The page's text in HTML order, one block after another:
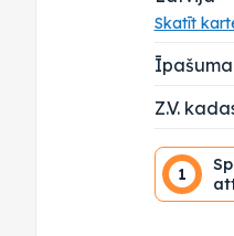
Skatīt
Z.V.
1